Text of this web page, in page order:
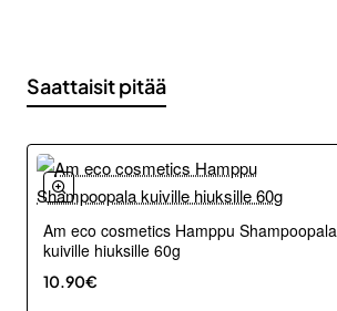
Saattaisit pitää
Am eco cosmetics Hamppu Shampoopala
kuiville hiuksille 60g
10.90€